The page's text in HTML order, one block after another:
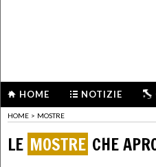
HOME NOTIZIE
HOME > MOSTRE
LE MOSTRE CHE